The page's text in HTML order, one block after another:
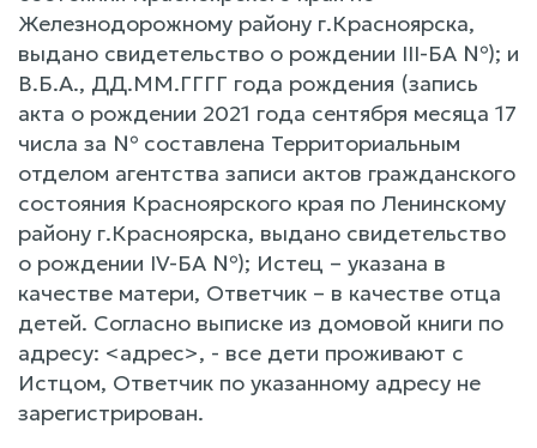
Железнодорожному району г.Красноярска,
выдано свидетельство о рождении III-БА №); и
В.Б.А., ДД.ММ.ГГГГ года рождения (запись
акта о рождении 2021 года сентября месяца 17
числа за № составлена Территориальным
отделом агентства записи актов гражданского
состояния Красноярского края по Ленинскому
району г.Красноярска, выдано свидетельство
о рождении IV-БА №); Истец – указана в
качестве матери, Ответчик – в качестве отца
детей. Согласно выписке из домовой книги по
адресу: <адрес>, - все дети проживают с
Истцом, Ответчик по указанному адресу не
зарегистрирован.